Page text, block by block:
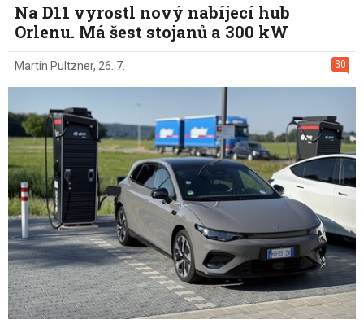
Na D11 vyrostl nový nabíjecí hub
Orlenu. Má šest stojanů a 300 kW
30
Martin Pultzner, 26. 7.